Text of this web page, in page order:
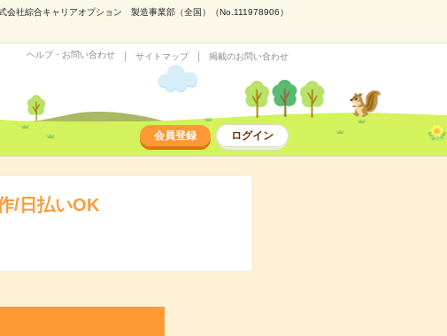
会社綜合キャリアオプション 製造事業部（全国）（No.111978906）
ヘルプ・お問い合わせ サイトマップ 掲載のお問い合わせ
会員登録 ログイン
/日払いOK